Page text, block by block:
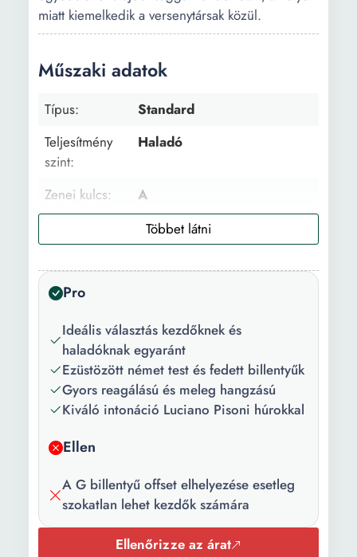
miatt kiemelkedik a versenytársak közül.
Műszaki adatok
Típus:
Standard
Teljesítmény
szint:
Haladó
Zenei kulcs:
A
rendszer:
Offset G
típusa:
Anyag:
Ezüst
Szín:
Ezüstszín
Pro
Ideális választás kezdőknek és
haladóknak egyaránt
Ezüstözött német test és fedett billentyűk
Gyors reagálású és meleg hangzású
Kiváló intonáció Luciano Pisoni húrokkal
Ellen
A G billentyű offset elhelyezése esetleg
szokatlan lehet kezdők számára
Ellenőrizze az árat